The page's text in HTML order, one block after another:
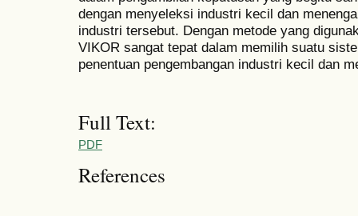
dengan menyeleksi industri kecil dan
industri tersebut. Dengan metode yang
VIKOR sangat tepat dalam memilih suatu
penentuan pengembangan industri kecil dan
Full Text:
PDF
References